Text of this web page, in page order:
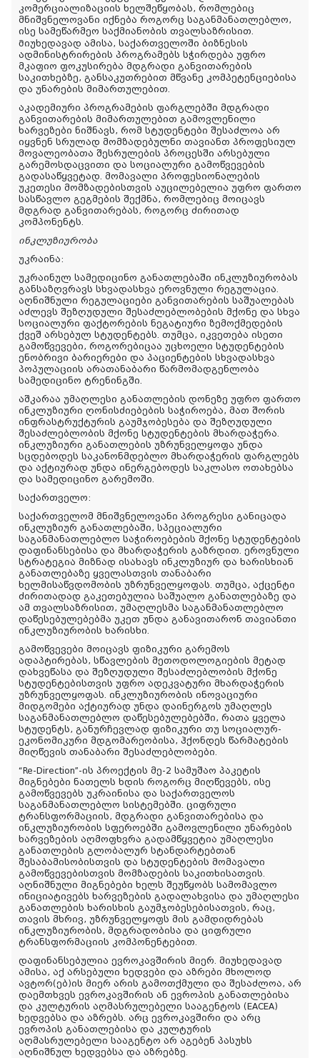
კომერციალიზაციის ხელშეწყობას, რომლებიც
მნიშვნელოვანი იქნება როგორც საგანმანათლებლო,
ისე სამეწარმეო საქმიანობის თვალსაზრისით.
Მიუხედავად ამისა, საქართველოში ბიზნესის
ადმინისტრირების პროგრამებს სჭირდება უფრო
მკაფიო ფოკუსირება მდგრადი განვითარების
საკითხებზე, განსაკუთრებით მწვანე კომპეტენციებისა
და უნარების მიმართულებით.
აკადემიური პროგრამების ფარგლებში მდგრადი
განვითარების მიმართულებით გამოვლენილი
ხარვეზები ნიშნავს, რომ სტუდენტები შესაძლოა არ
იყვნენ სრულად მომზადებულნი თავიანთ პროფესიულ
მოვალეობათა შესრულების პროცესში არსებული
გარემოსდაცვითი და სოციალური გამოწვევების
გადასაწყვეტად. მომავალი პროფესიონალების
უკეთესი მომზადებისთვის აუცილებელია უფრო ფართო
სასწავლო გეგმების შექმნა, რომლებიც მოიცავს
მდგრად განვითარებას, როგორც ძირითად
კომპონენტს.
ინკლუზიურობა
უკრაინა:
უკრაინულ სამედიცინო განათლებაში ინკლუზიურობას
განსაზღვრავს სხვადასხვა ეროვნული რეგულაცია.
აღნიშნული რეგულაციები განვითარების საშუალებას
აძლევს შეზღუდული შესაძლებლობების მქონე და სხვა
სოციალური ფაქტორების ნეგატიური ზემოქმედების
ქვეშ არსებულ სტუდენტებს. თუმცა, იკვეთება ისეთი
გამოწვევები, როგორებიცაა უცხოელი სტუდენტების
ენობრივი ბარიერები და პაციენტების სხვადასხვა
პოპულაციის არათანაბარი წარმომადგენლობა
სამედიცინო ტრენინგში.
აშკარაა უმაღლესი განათლების დონეზე უფრო ფართო
ინკლუზიური ღონისძიებების საჭიროება, მათ შორის
ინფრასტრუქტურის გაუმჯობესება და შეზღუდული
შესაძლებლობის მქონე სტუდენტების მხარდაჭერა.
ინკლუზიური განათლების უზრუნველყოფა უნდა
სცდებოდეს საკანონმდებლო მხარდაჭერის ფარგლებს
და აქტიურად უნდა ინერგებოდეს საკლასო ოთახებსა
და სამედიცინო გარემოში.
საქართველო:
საქართველომ მნიშვნელოვანი პროგრესი განიცადა
ინკლუზიურ განათლებაში, სპეციალური
საგანმანათლებლო საჭიროებების მქონე სტუდენტების
დაფინანსებისა და მხარდაჭერის გაზრდით. ეროვნული
სტრატეგია მიზნად ისახავს ინკლუზიურ და ხარისხიან
განათლებაზე ყველასთვის თანაბარი
ხელმისაწვდომობის უზრუნველყოფას. თუმცა, აქცენტი
ძირითადად გაკეთებულია საშუალო განათლებაზე და
ამ თვალსაზრისით, უმაღლესმა საგანმანათლებლო
დაწესებულებებმა უკეთ უნდა განავითარონ თავიანთი
ინკლუზიურობის ხარისხი.
გამოწვევები მოიცავს ფიზიკური გარემოს
ადაპტირებას, სწავლების მეთოდოლოგიების მეტად
დახვეწასა და შეზღუდული შესაძლებლობის მქონე
სტუდენტებისთვის უფრო ადეკვატური მხარდაჭერის
უზრუნველყოფას. ინკლუზიურობის ინოვაციური
მიდგომები აქტიურად უნდა დაინერგოს უმაღლეს
საგანმანათლებლო დაწესებულებებში, რათა ყველა
სტუდენტს, განურჩევლად ფიზიკური თუ სოციალურ-
ეკონომიკური მდგომარეობისა, ჰქონდეს წარმატების
მიღწევის თანაბარი შესაძლებლობები.
“Re-Direction”-ის პროექტის მე-2 სამუშაო პაკეტის
მიგნებები ნათელს ხდის როგორც მიღწევებს, ისე
გამოწვევებს უკრაინისა და საქართველოს
საგანმანათლებლო სისტემებში. ციფრული
ტრანსფორმაციის, მდგრადი განვითარებისა და
ინკლუზიურობის სფეროებში გამოვლენილი უნარების
ხარვეზების აღმოფხვრა გადამწყვეტია უმაღლესი
განათლების გლობალურ სტანდარტებთან
შესაბამისობისთვის და სტუდენტების მომავალი
გამოწვევებისთვის მომზადების საკითხისათვის.
აღნიშნული მიგნებები ხელს შეუწყობს სამომავლო
ინიციატივებს ხარვეზების გადალახვისა და უმაღლესი
განათლების ხარისხის გაუმჯობესებისათვის, რაც,
თავის მხრივ, უზრუნველყოფს მის გამდიდრებას
ინკლუზიურობის, მდგრადობისა და ციფრული
ტრანსფორმაციის კომპონენტებით.
დაფინანსებულია ევროკავშირის მიერ. მიუხედავად
ამისა, აქ არსებული ხედვები და აზრები მხოლოდ
ავტორ(ებ)ის მიერ არის გამოთქმული და შესაძლოა, არ
დაემთხვეს ევროკავშირის ან ევროპის განათლებისა
და კულტურის აღმასრულებელი სააგენტოს (EACEA)
ხედვებსა და აზრებს. არც ევროკავშირი და არც
ევროპის განათლებისა და კულტურის
აღმასრულებელი სააგენტო არ აგებენ პასუხს
აღნიშნულ ხედვებსა და აზრებზე.